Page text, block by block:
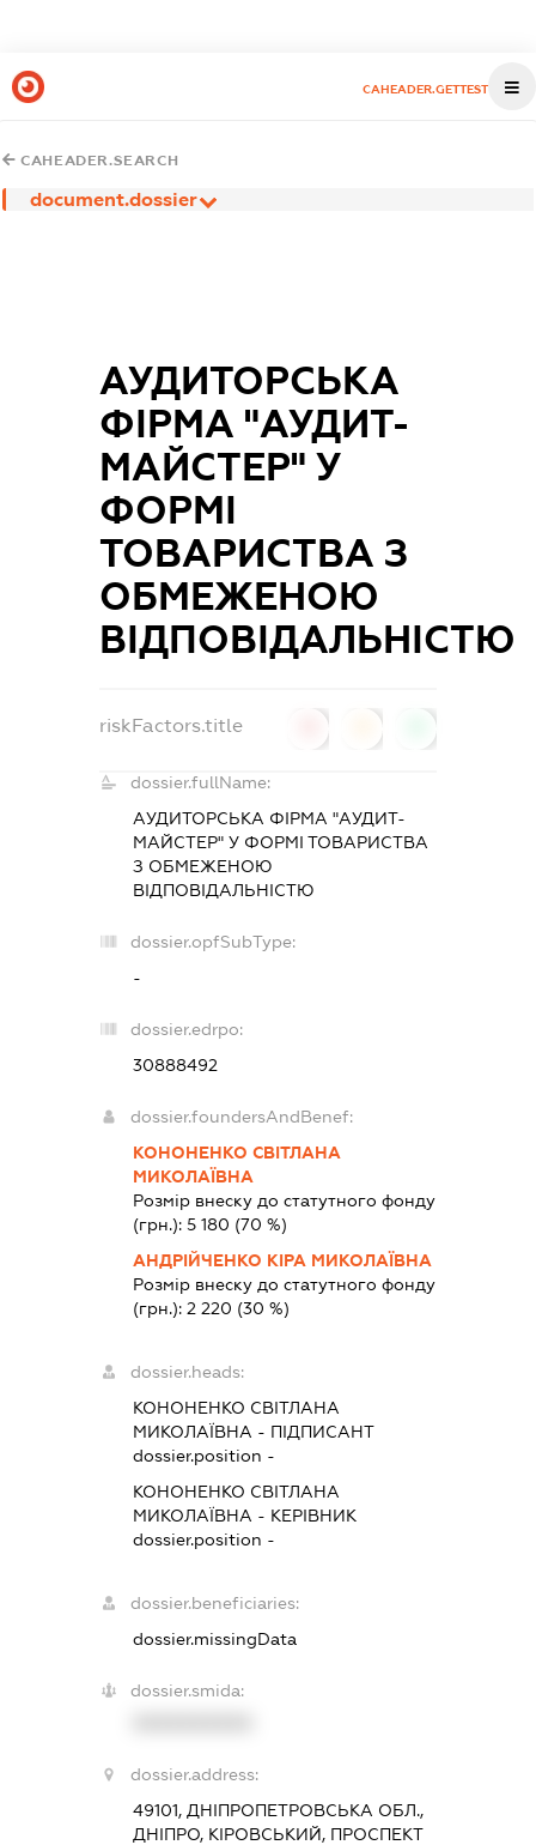
CAHEADER.GETTEST
CAHEADER.SEARCH
document.dossier
АУДИТОРСЬКА
ФІРМА "АУДИТ-
МАЙСТЕР" У
ФОРМІ
ТОВАРИСТВА З
ОБМЕЖЕНОЮ
ВІДПОВІДАЛЬНІСТЮ
riskFactors.title
dossier.fullName:
АУДИТОРСЬКА ФІРМА "АУДИТ-
МАЙСТЕР" У ФОРМІ ТОВАРИСТВА
З ОБМЕЖЕНОЮ
ВІДПОВІДАЛЬНІСТЮ
dossier.opfSubType:
-
dossier.edrpo:
30888492
dossier.foundersAndBenef:
КОНОНЕНКО СВІТЛАНА
МИКОЛАЇВНА
Розмір внеску до статутного фонду
(грн.): 5 180 (70 %)
АНДРІЙЧЕНКО КІРА МИКОЛАЇВНА
Розмір внеску до статутного фонду
(грн.): 2 220 (30 %)
dossier.heads:
КОНОНЕНКО СВІТЛАНА
МИКОЛАЇВНА - ПІДПИСАНТ
dossier.position -
КОНОНЕНКО СВІТЛАНА
МИКОЛАЇВНА - КЕРІВНИК
dossier.position -
dossier.beneficiaries:
dossier.missingData
dossier.smida:
dossier.address:
49101, ДНІПРОПЕТРОВСЬКА ОБЛ.,
ДНІПРО, КІРОВСЬКИЙ, ПРОСПЕКТ